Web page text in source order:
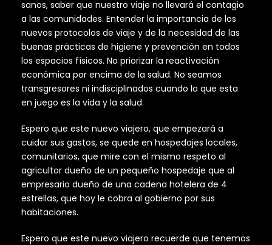
sanos, saber que nuestro viaje no llevará el contagio
a las comunidades. Entender la importancia de los
nuevos protocolos de viaje y de la necesidad de las
buenas prácticas de higiene y prevención en todos
los espacios físicos. No priorizar la reactivación
económica por encima de la salud. No seamos
transgresores ni indisciplinados cuando lo que esta
en juego es la vida y la salud.
Espero que este nuevo viajero, que empezará a
cuidar sus gastos, se quede en hospedajes locales,
comunitarios, que mire con el mismo respeto al
agricultor dueño de un pequeño hospedaje que al
empresario dueño de una cadena hotelera de 4
estrellas, que hoy le cobra al gobierno por sus
habitaciones.
Espero que este nuevo viajero recuerde que tenemos